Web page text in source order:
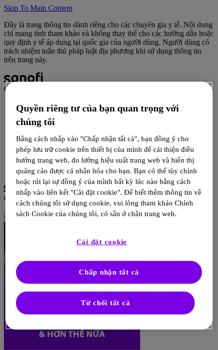
Skip To Main Content
Đây là trang thông tin dành riêng cho các chuyên gia y tế. Nội dung
chỉ mang tính tham khảo và không thay thế cho các hướng dẫn hoặc
quy định y tế áp dụng tại quốc gia của người dùng. Người dùng có
trách nhiệm tuân thủ pháp luật địa phương khi sử dụng thông tin
trên trang này.
Campus
Tin tức
Hội thảo
Đào tạo
Đăng nhập
Đăng ký
Campus
Quyền riêng tư của bạn quan trọng với
chúng tôi
Bằng cách nhấp vào "Chấp nhận tất cả", bạn đồng ý cho
phép lưu trữ cookie trên thiết bị của mình để cải thiện điều
hướng trang web, đo lường hiệu suất trang web và hiển thị
quảng cáo được cá nhân hóa cho bạn. Bạn có thể tùy chỉnh
hoặc rút lại sự đồng ý của mình bất kỳ lúc nào bằng cách
nhấp vào liên kết "Cài đặt cookie". Để biết thêm thông tin về
cách chúng tôi sử dụng cookie, vui lòng tham khảo Chính
sách Cookie của chúng tôi, có sẵn ở chân trang web.
Cài đặt cookie
Từ chối tất cả
Chấp nhận tất cả